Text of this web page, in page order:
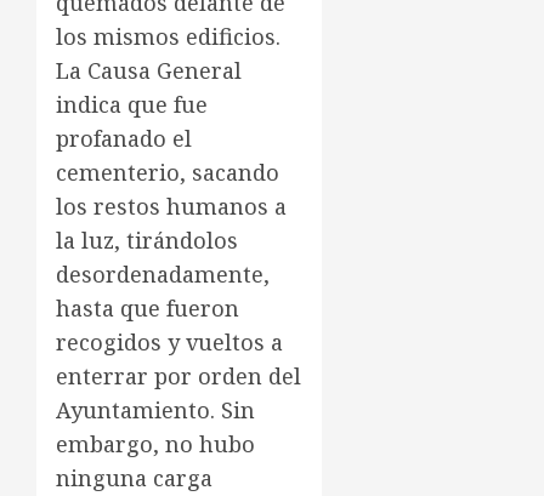
los mismos edificios.
La Causa General
indica que fue
profanado el
cementerio, sacando
los restos humanos a
la luz, tirándolos
desordenadamente,
hasta que fueron
recogidos y vueltos a
enterrar por orden del
Ayuntamiento. Sin
embargo, no hubo
ninguna carga